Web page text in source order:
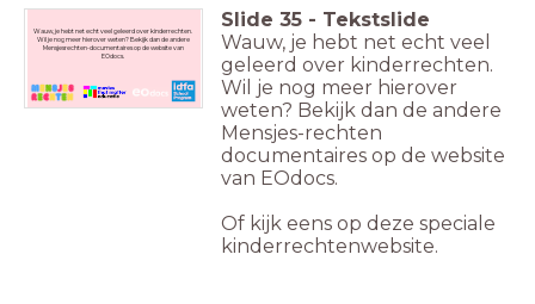
Wauw, je hebt net echt veel geleerd over kinderrechten.
Wil je nog meer hierover weten? Bekijk dan de andere
Mensjesrechten-documentaires op de website van
EOdocs.
Slide 35 - Tekstslide
Wauw, je hebt net echt veel
geleerd over kinderrechten.
Wil je nog meer hierover
weten? Bekijk dan de andere
Mensjes-rechten
documentaires op de website
van EOdocs.
Of kijk eens op deze speciale
kinderrechtenwebsite.